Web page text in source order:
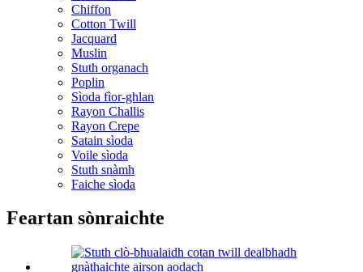
Chiffon
Cotton Twill
Jacquard
Muslin
Stuth organach
Poplin
Sìoda fìor-ghlan
Rayon Challis
Rayon Crepe
Satain sìoda
Voile sìoda
Stuth snàmh
Faiche sìoda
Feartan sònraichte